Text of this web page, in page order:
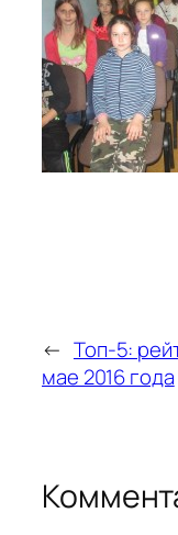
← Топ-5:
мае 2016 года